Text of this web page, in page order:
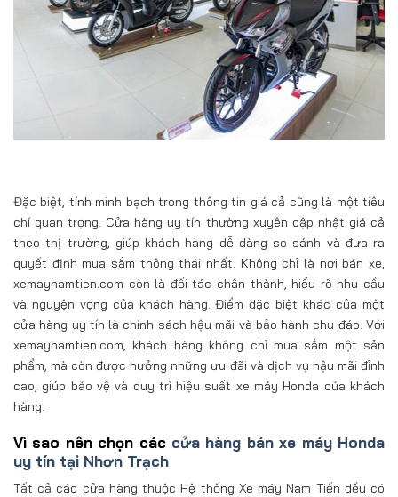
Đặc biệt, tính minh bạch trong thông tin giá cả cũng là một tiêu
chí quan trọng. Cửa hàng uy tín thường xuyên cập nhật giá cả
theo thị trường, giúp khách hàng dễ dàng so sánh và đưa ra
quyết định mua sắm thông thái nhất. Không chỉ là nơi bán xe,
xemaynamtien.com còn là đối tác chân thành, hiểu rõ nhu cầu
và nguyện vọng của khách hàng. Điểm đặc biệt khác của một
cửa hàng uy tín là chính sách hậu mãi và bảo hành chu đáo. Với
xemaynamtien.com, khách hàng không chỉ mua sắm một sản
phẩm, mà còn được hưởng những ưu đãi và dịch vụ hậu mãi đỉnh
cao, giúp bảo vệ và duy trì hiệu suất xe máy Honda của khách
hàng.
Vì sao nên chọn các cửa hàng bán xe máy Honda
uy tín tại Nhơn Trạch
Tất cả các cửa hàng thuộc Hệ thống Xe máy Nam Tiến đều có